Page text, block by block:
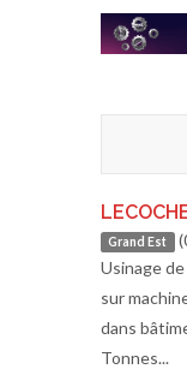
Grand Est
Usinage
sur
dans
Tonnes...